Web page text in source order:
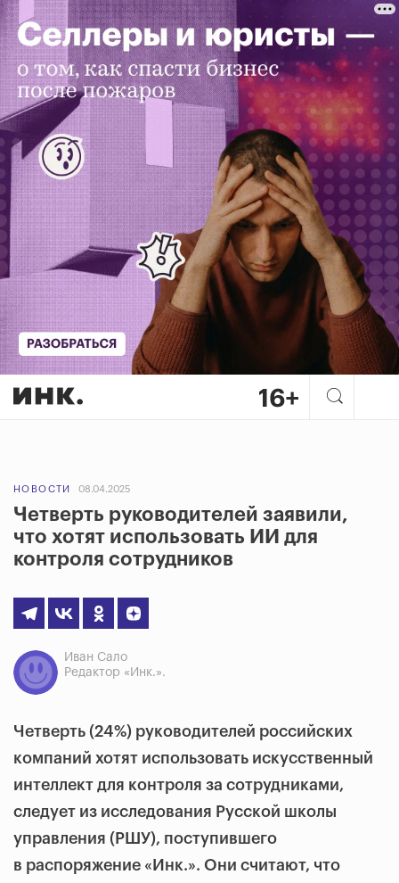
НОВОСТИ 08.04.2025
Четверть руководителей заявили,
что хотят использовать ИИ для
контроля сотрудников
Иван Сало
Редактор «Инк.».
Четверть (24%) руководителей российских
компаний хотят использовать искусственный
интеллект для контроля за сотрудниками,
следует из исследования Русской школы
управления (РШУ), поступившего
в распоряжение «Инк.». Они считают, что